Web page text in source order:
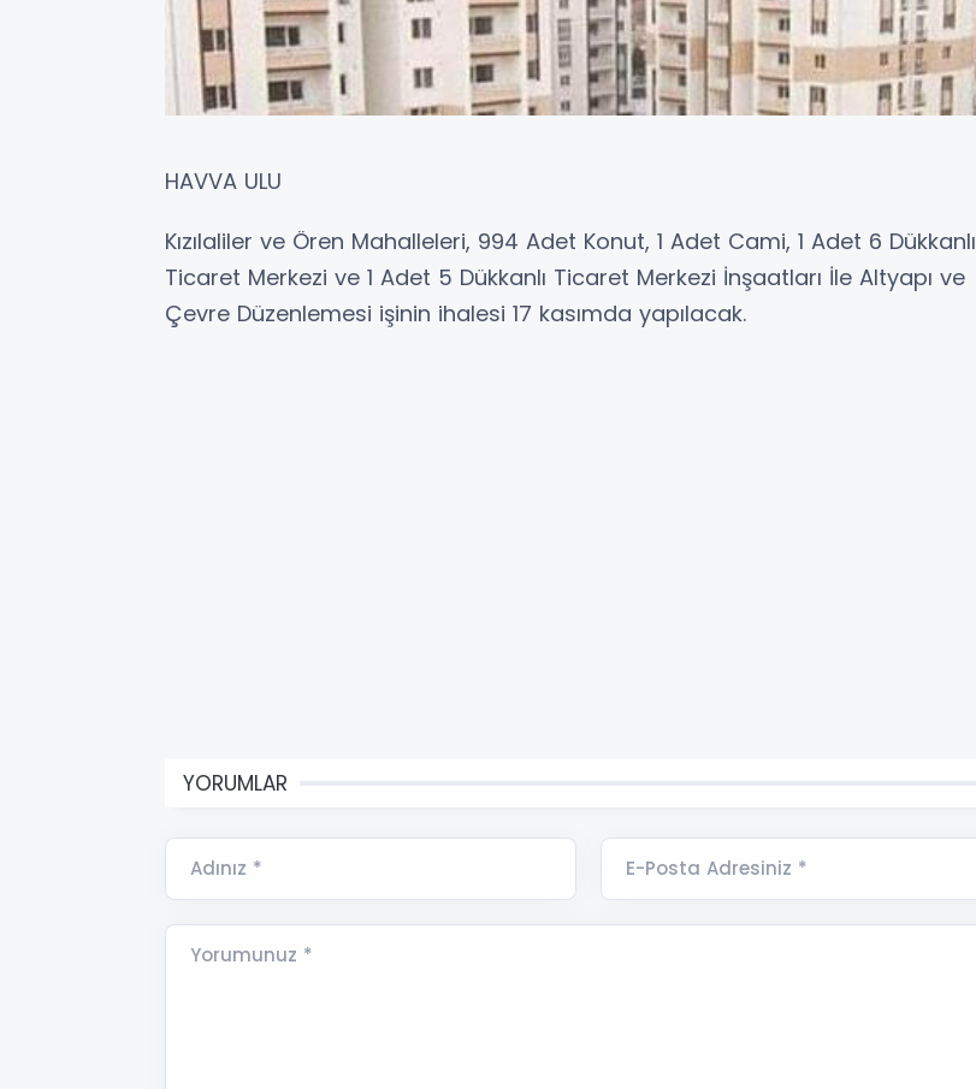
HAVVA ULU
Kızılaliler ve Ören Mahalleleri, 994 Adet Konut, 1 Adet Cami, 1 Adet 6 Dükkanlı
Ticaret Merkezi ve 1 Adet 5 Dükkanlı Ticaret Merkezi İnşaatları İle Altyapı ve
Çevre Düzenlemesi işinin ihalesi 17 kasımda yapılacak.
YORUMLAR
Adınız * E-Posta Adresiniz *
Yorumunuz *